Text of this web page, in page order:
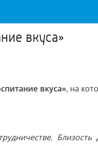
вкуса»
вкуса», на
Близость